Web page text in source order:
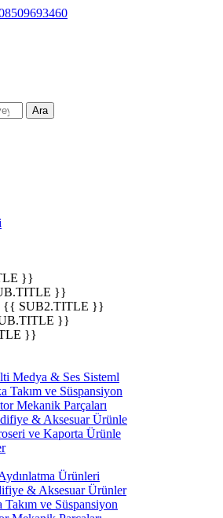
Ara
}}
}}
{{ SUB2.TITLE }}
}}
}}
Medya & Ses Sisteml
Takım ve Süspansiyon
Mekanik Parçaları
& Aksesuar Ürünle
ve Kaporta Ürünle
Ürünleri
& Aksesuar Ürünler
Takım ve Süspansiyon